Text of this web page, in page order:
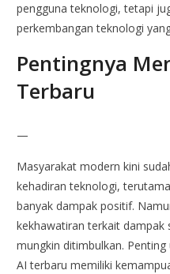
pengguna teknologi, tetapi
perkembangan teknologi
Pentingnya
Terbaru
—
Masyarakat modern kini
kehadiran teknologi,
banyak dampak positif.
kekhawatiran terkait dampak
mungkin ditimbulkan.
AI terbaru memiliki